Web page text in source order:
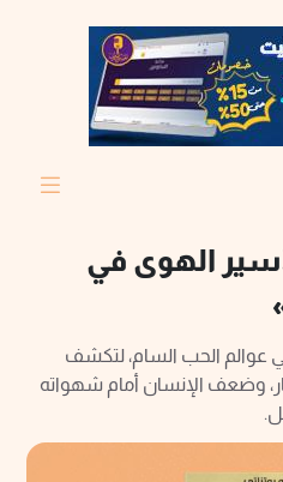
الهوى في
عوالم الحب السام، لتكشف
وضعف الإنسان أمام شهواته